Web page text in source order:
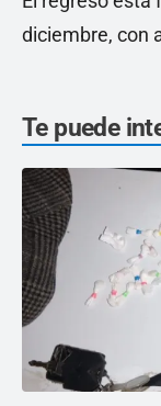
diciembre, con
Te puede